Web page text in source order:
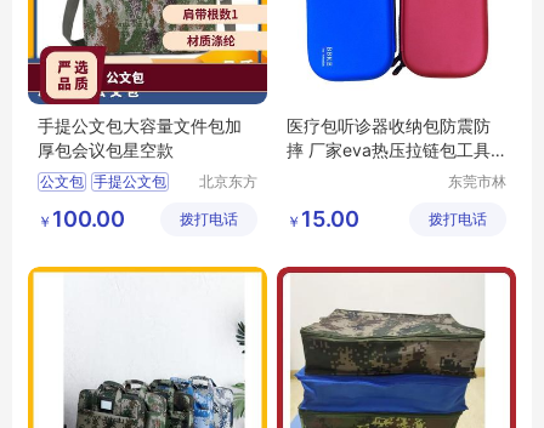
手提公文包大容量文件包加
厚包会议包星空款
公文包 手提公文包
北京东方
有限公司
￥ 100.00 拨打电话
医疗包听诊器收纳包防震防
摔 厂家eva热压拉链包工具
东莞市林
限公司
￥ 15.00 拨打电话